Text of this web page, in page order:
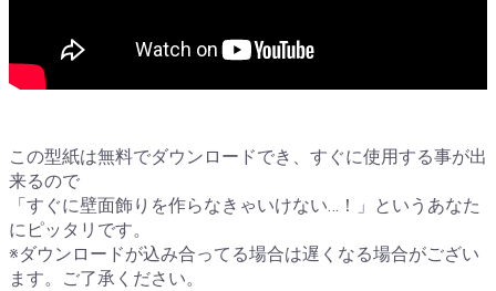
この型紙は無料でダウンロードでき、すぐに使用する事が出
来るので
「すぐに壁面飾りを作らなきゃいけない…！」というあなた
にピッタリです。
※ダウンロードが込み合ってる場合は遅くなる場合がござい
ます。ご了承ください。